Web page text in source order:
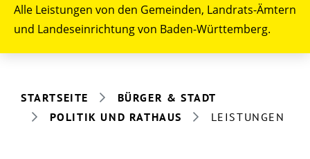
Alle Leistungen von den Gemeinden, Landrats-Ämtern
und Landeseinrichtung von Baden-Württemberg.
STARTSEITE
BÜRGER & STADT
POLITIK UND RATHAUS
LEISTUNGEN